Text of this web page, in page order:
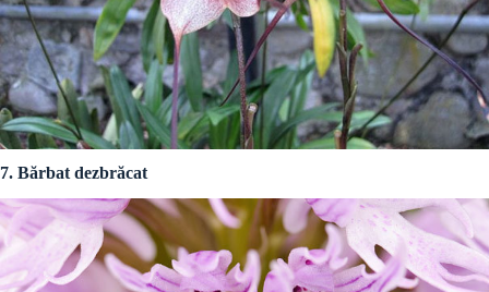
7. Bărbat dezbrăcat